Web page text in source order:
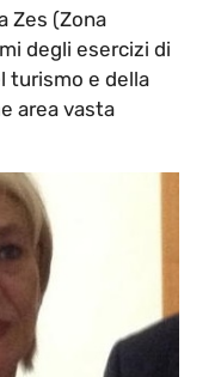
Zes (Zona
degli esercizi di
turismo e della
area vasta